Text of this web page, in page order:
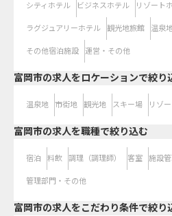
シティホテル ビジネスホテル リゾート
ラグジュアリーホテル 観光地旅館 温泉
その他宿泊施設 運営・その他
富岡市の求人をロケーションで絞り
温泉地 市街地 観光地 スキー場 リゾ
富岡市の求人を職種で絞り込む
宿泊 料飲 調理（調理師） 客室 施設
管理部門・その他
富岡市の求人をこだわり条件で絞り